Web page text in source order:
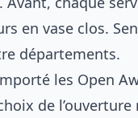
en vase clos.
départements.
les Open
de